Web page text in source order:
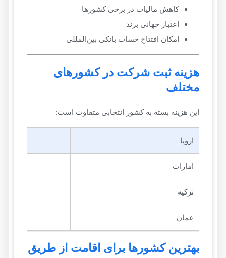
کاهش مالیات در برخی کشورها
اعتبار جهانی برند
امکان افتتاح حساب بانکی بین‌المللی
هزینه ثبت شرکت در کشورهای
مختلف
این هزینه بسته به کشور انتخابی متفاوت است:
بهترین کشورها برای اقامت از طریق